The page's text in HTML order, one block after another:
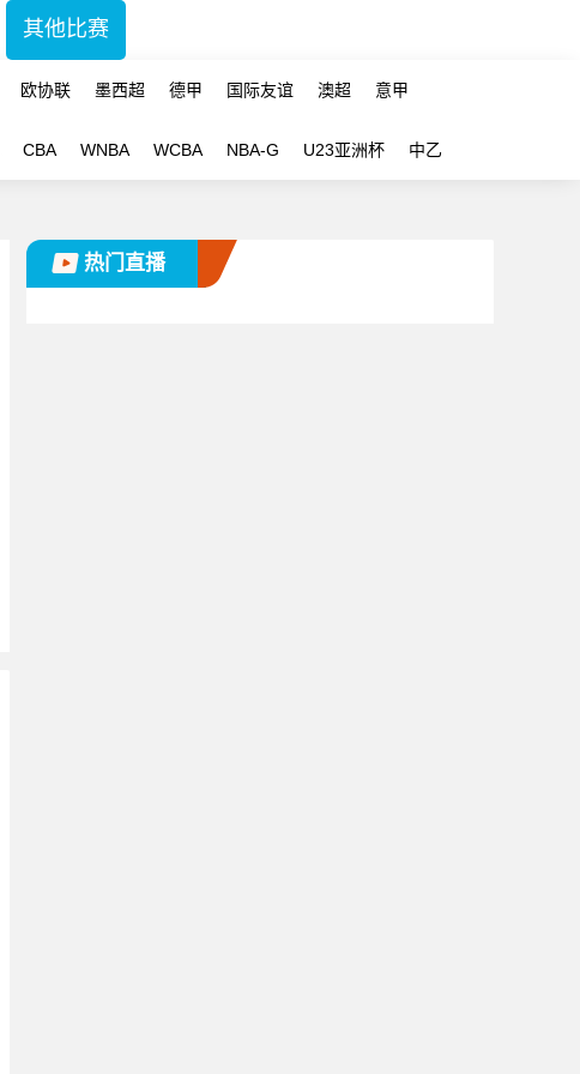
其他比赛
欧协联 墨西超 德甲 国际友谊 澳超 意甲
CBA WNBA WCBA NBA-G U23亚洲杯 中乙
热门直播